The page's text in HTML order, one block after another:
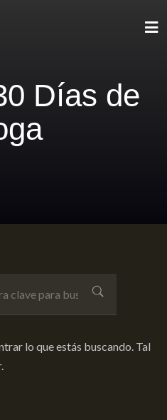
Días de
lo que estás buscando. Tal